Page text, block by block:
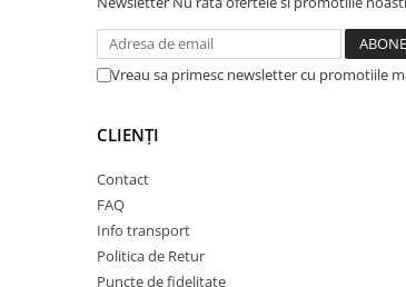
Oeko-Tex, ceea ce înseamnă că este
Printul rămâneintens și durabilchiar
Bumbacul organic este superior celui
vedere, oferind un plus de calitate,
✅Mai moale și mai delicat pe piele –
Vreau sa primesc newsletter cu promotiile
CLIENȚI
Contact
FAQ
Info transport
Politica de Retur
Puncte de fidelitate